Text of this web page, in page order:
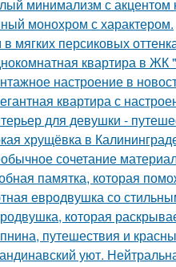
минимализм с акцентом
монохром с характером.
мягких персиковых
квартира в
настроение в
квартира с
для девушки -
хрущёвка в
сочетание
памятка, которая
евродвушка со
которая
путешествия и
уют.